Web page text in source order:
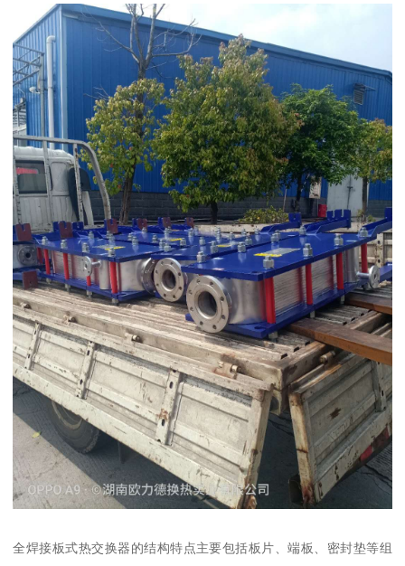
全焊接板式热交换器的结构特点主要包括板片、端板、密封垫等组